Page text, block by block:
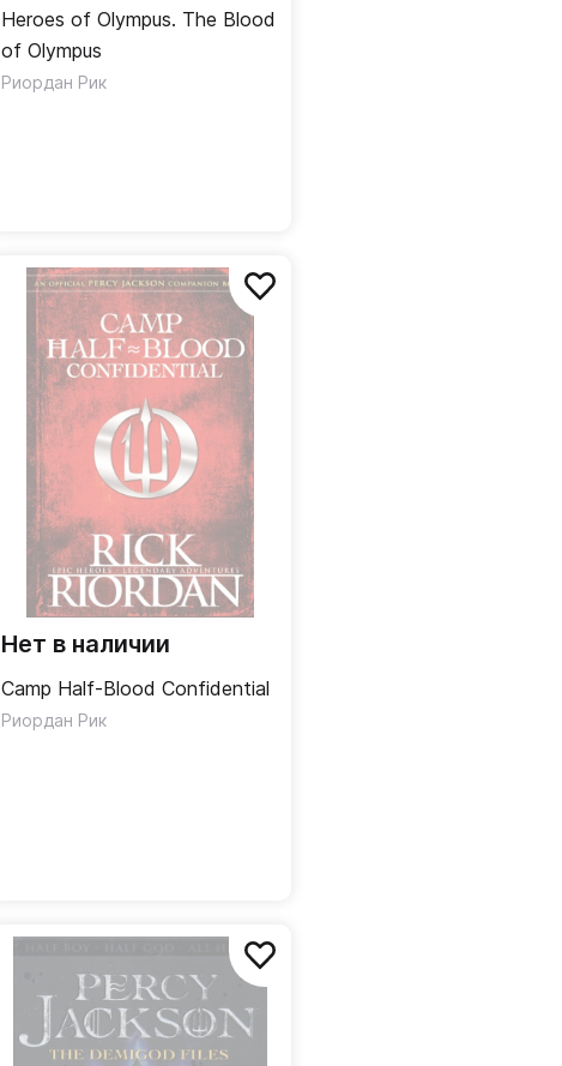
Heroes of Olympus. The Blood
of Olympus
Риордан Рик
Нет в наличии
Camp Half-Blood Confidential
Риордан Рик